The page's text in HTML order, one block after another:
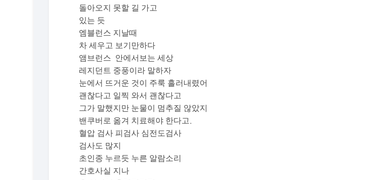
돌아오지 못할 길 가고
있는 듯
엠블런스 지날때
차 세우고 보기만하다
앰브런스 안에서보는 세상
레지던트 중풍이라 말하자
눈에서 뜨거운 것이 주룩 흘러내렸어
괜찮다고 일찍 와서 괜찮다고
그가 말했지만 눈물이 멈추질 않았지
밴쿠버로 옮겨 치료해야 한다고.
혈압 검사 피검사 심전도검사
검사도 많지
초인종 누르듯 누른 알람소리
간호사실 지나